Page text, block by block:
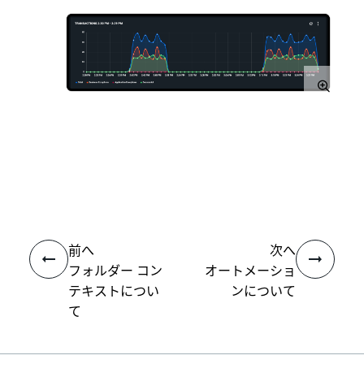
前へ
フォルダー コン
テキストについ
て
次へ
オートメーショ
ンについて